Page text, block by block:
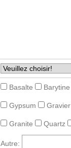
Basalte Barytine
Gypsum Gravier
Granite Quartz
Autre: